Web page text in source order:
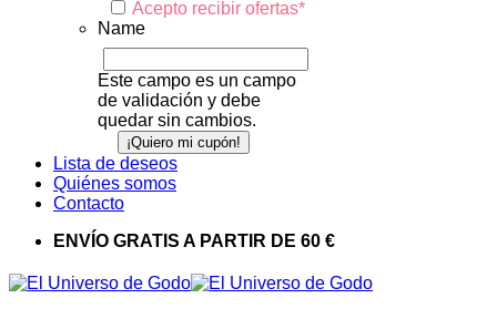
Acepto recibir ofertas*
Name
Este campo es un campo
de validación y debe
quedar sin cambios.
Lista de deseos
Quiénes somos
Contacto
ENVÍO GRATIS A PARTIR DE 60 €